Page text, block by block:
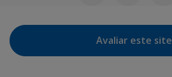
Avaliar este site